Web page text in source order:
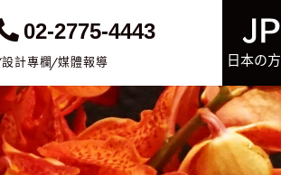
02-2775-4443
設計專欄 媒體報導 日本の